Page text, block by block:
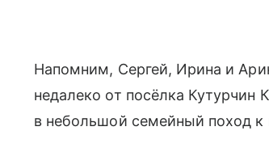
Напомним, Сергей, Ирина и
недалеко от посёлка Кутурчин
в небольшой семейный поход к